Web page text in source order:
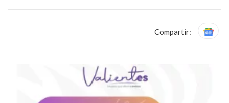
Compartir: